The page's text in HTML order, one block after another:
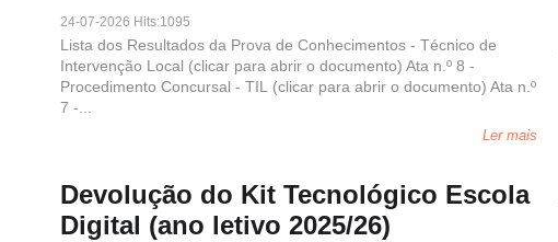
24-07-2026 Hits:1095
Lista dos Resultados da Prova de Conhecimentos - Técnico de
Intervenção Local (clicar para abrir o documento) Ata n.º 8 -
Procedimento Concursal - TIL (clicar para abrir o documento) Ata n.º
7 -...
Ler mais
Devolução do Kit Tecnológico Escola
Digital (ano letivo 2025/26)